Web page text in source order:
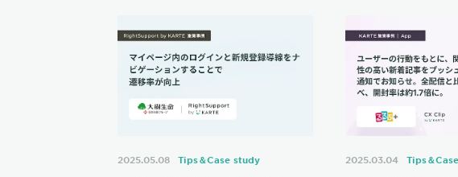
2025.05.08 Tips＆Case study 2025.03.04 Tips＆